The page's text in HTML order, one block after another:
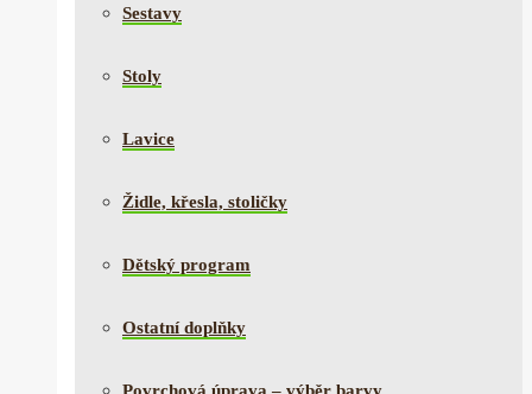
Sestavy
Stoly
Lavice
Židle, křesla, stoličky
Dětský program
Ostatní doplňky